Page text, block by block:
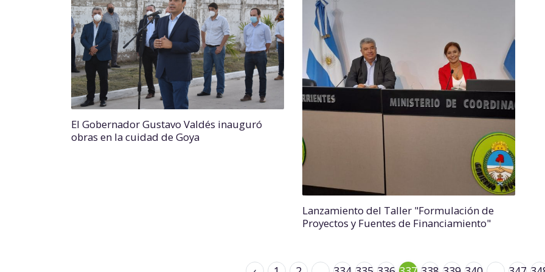
El Gobernador Gustavo Valdés inauguró
obras en la cuidad de Goya
Lanzamiento del Taller "Formulación de
Proyectos y Fuentes de Financiamiento"